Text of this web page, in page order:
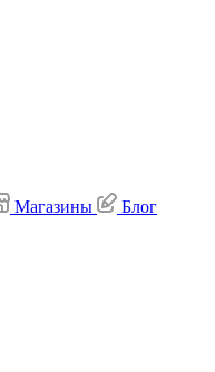
Магазины Блог